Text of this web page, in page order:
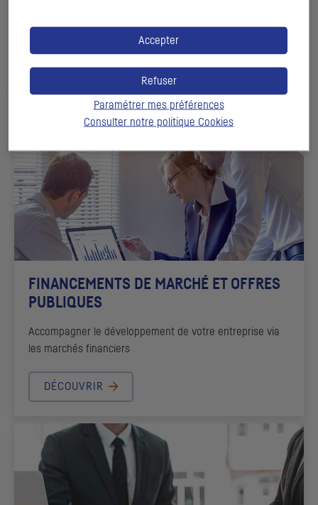
DÉCOUVRIR
FINANCEMENTS DE MARCHÉ ET OFFRES
PUBLIQUES
Accompagner le développement de votre entreprise via
les marchés financiers
DÉCOUVRIR
Accepter
Refuser
Paramétrer mes préférences
Consulter notre politique Cookies